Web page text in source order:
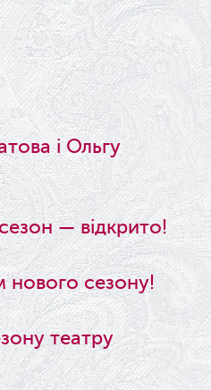
і Ольгу
— відкрито!
нового сезону!
театру